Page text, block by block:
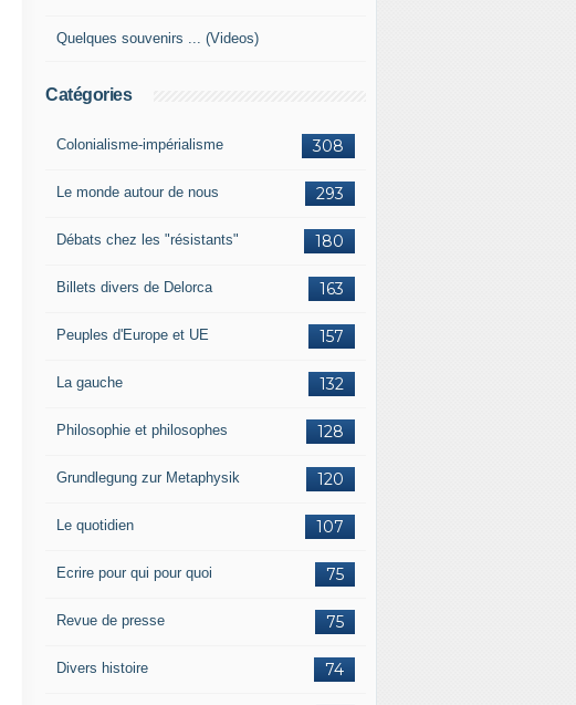
Quelques souvenirs ... (Videos)
Catégories
308
Colonialisme-impérialisme
293
Le monde autour de nous
180
Débats chez les "résistants"
163
Billets divers de Delorca
157
Peuples d'Europe et UE
132
La gauche
128
Philosophie et philosophes
120
Grundlegung zur Metaphysik
107
Le quotidien
75
Ecrire pour qui pour quoi
75
Revue de presse
74
Divers histoire